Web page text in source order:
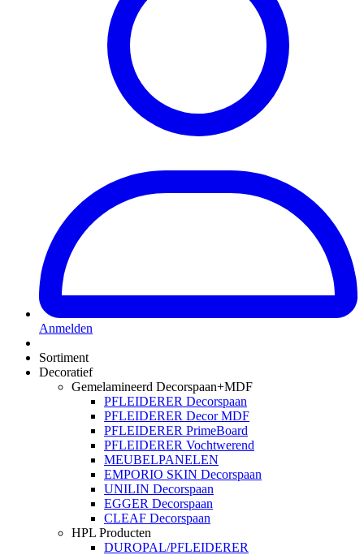
Anmelden
Sortiment
Decoratief
Gemelamineerd Decorspaan+MDF
PFLEIDERER Decorspaan
PFLEIDERER Decor MDF
PFLEIDERER PrimeBoard
PFLEIDERER Vochtwerend
MEUBELPANELEN
EMPORIO SKIN Decorspaan
UNILIN Decorspaan
EGGER Decorspaan
CLEAF Decorspaan
HPL Producten
DUROPAL/PFLEIDERER